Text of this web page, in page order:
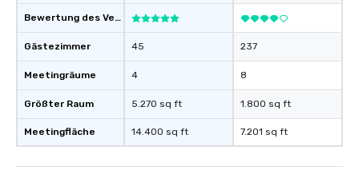
For added ease, we can even arrange
transportation pick-up and drop-off,
as well as an event photographer. And
for groups that desire an extra luxe
experience, we can also arrange for
an evening helicopter ride over the
Memorable Experience for All Lip
Smacking Foodie Tours offers a way
to gather and dine that few have
Bewertung des Veranstaltungsortes
Gästezimmer
Meetingräume
Größter Raum
Meetingfläche
45
4
5.270 sq ft
14.400 sq ft
237
8
1.800 sq ft
7.201 sq ft